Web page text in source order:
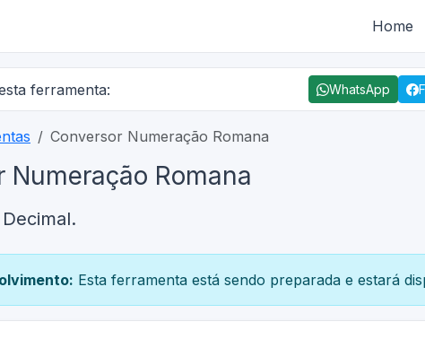
Home
ferramenta: WhatsApp
Conversor Numeração Romana
Numeração Romana
Esta ferramenta está sendo preparada e estará